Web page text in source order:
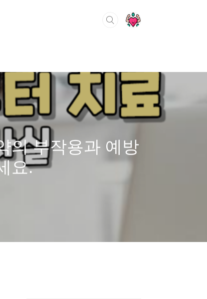
의 부작용과 예방
요.